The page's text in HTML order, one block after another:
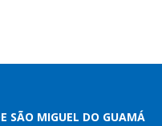
SÃO MIGUEL DO GUAMÁ